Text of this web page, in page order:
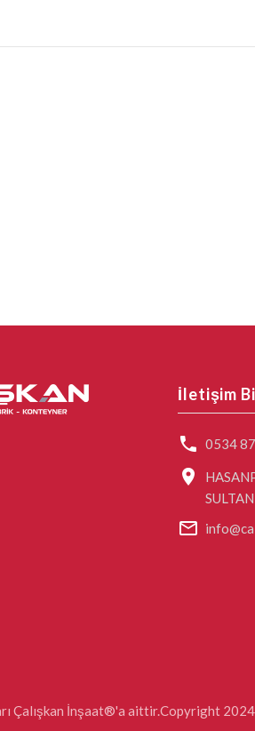
İletişim
0534
Çalışkan İnşaat®'a aittir.Copyright